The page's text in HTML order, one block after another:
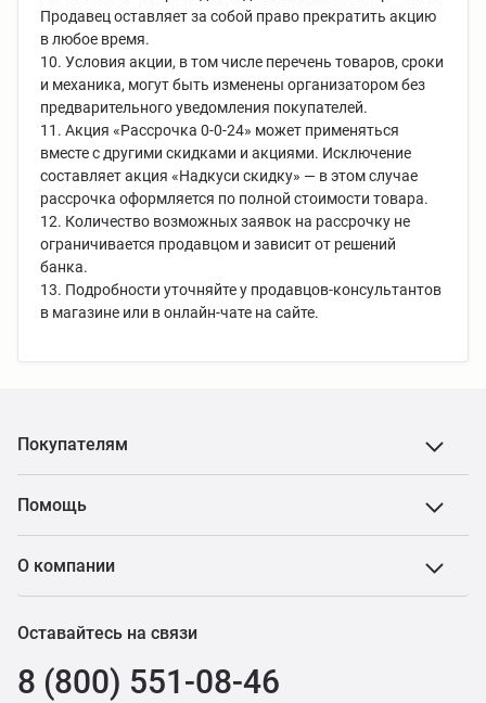
Продавец оставляет за собой право прекратить акцию
в любое время.
10. Условия акции, в том числе перечень товаров, сроки
и механика, могут быть изменены организатором без
предварительного уведомления покупателей.
11. Акция «Рассрочка 0-0-24» может применяться
вместе с другими скидками и акциями. Исключение
составляет акция «Надкуси скидку» — в этом случае
рассрочка оформляется по полной стоимости товара.
12. Количество возможных заявок на рассрочку не
ограничивается продавцом и зависит от решений
банка.
13. Подробности уточняйте у продавцов-консультантов
в магазине или в онлайн-чате на сайте.
Покупателям
Помощь
О компании
Оставайтесь на связи
8 (800) 551-08-46